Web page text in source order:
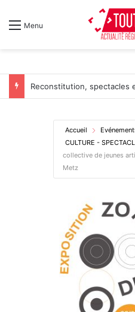
Menu
Accueil
CULTURE -
collective de jeunes
Metz